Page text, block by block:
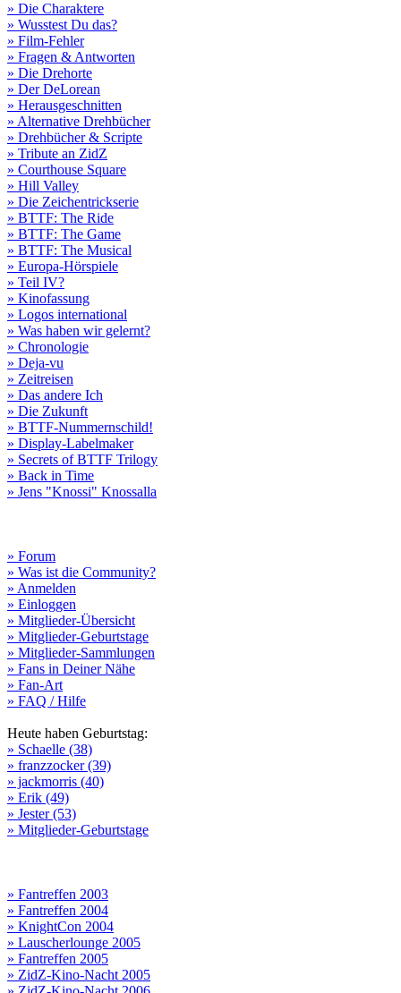
» Die Charaktere
» Wusstest Du das?
» Film-Fehler
» Fragen & Antworten
» Die Drehorte
» Der DeLorean
» Herausgeschnitten
» Alternative Drehbücher
» Drehbücher & Scripte
» Tribute an ZidZ
» Courthouse Square
» Hill Valley
» Die Zeichentrickserie
» BTTF: The Ride
» BTTF: The Game
» BTTF: The Musical
» Europa-Hörspiele
» Teil IV?
» Kinofassung
» Logos international
» Was haben wir gelernt?
» Chronologie
» Deja-vu
» Zeitreisen
» Das andere Ich
» Die Zukunft
» BTTF-Nummernschild!
» Display-Labelmaker
» Secrets of BTTF Trilogy
» Back in Time
» Jens "Knossi" Knossalla
» Forum
» Was ist die Community?
» Anmelden
» Einloggen
» Mitglieder-Übersicht
» Mitglieder-Geburtstage
» Mitglieder-Sammlungen
» Fans in Deiner Nähe
» Fan-Art
» FAQ / Hilfe
Heute haben Geburtstag:
» Schaelle (38)
» franzzocker (39)
» jackmorris (40)
» Erik (49)
» Jester (53)
» Mitglieder-Geburtstage
» Fantreffen 2003
» Fantreffen 2004
» KnightCon 2004
» Lauscherlounge 2005
» Fantreffen 2005
» ZidZ-Kino-Nacht 2005